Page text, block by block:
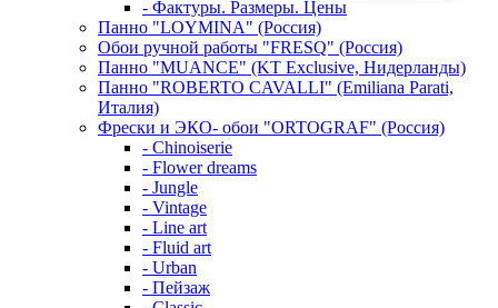
- Фактуры. Размеры. Цены
Панно "LOYMINA" (Россия)
Обои ручной работы "FRESQ" (Россия)
Панно "MUANCE" (KT Exclusive, Нидерланды)
Панно "ROBERTO CAVALLI" (Emiliana Parati,
Италия)
Фрески и ЭКО- обои "ORTOGRAF" (Россия)
- Chinoiserie
- Flower dreams
- Jungle
- Vintage
- Line art
- Fluid art
- Urban
- Пейзаж